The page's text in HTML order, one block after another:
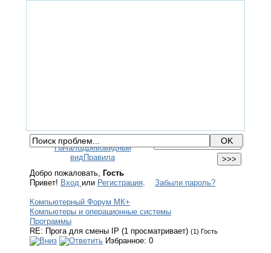
НачалоДревовидный
видПравила
Добро пожаловать, Гость
Привет! Вход или Регистрация. Забыли пароль?
Компьютерный Форум МК+
Компьютеры и операционные системы
Программы
RE: Прога для смены IP (1 просматривает) (1) Гость
Избранное: 0